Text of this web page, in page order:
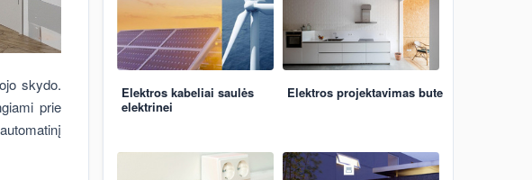
skydo.
prie
Elektros kabeliai saulės
elektrinei
Elektros projektavimas bute